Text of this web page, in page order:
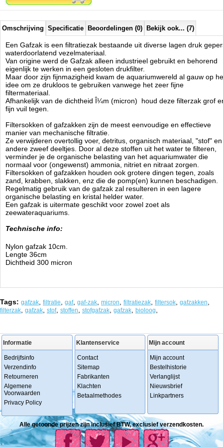
Omschrijving Specificatie Beoordelingen (0) Bekijk ook... (7)
Een Gafzak is een filtratiezak bestaande uit diverse lagen druk
waterdoorlatend vezelmateriaal.
Van origine werd de Gafzak alleen industrieel gebruikt en behorend
eigenlijk te werken in een gesloten drukfilter.
Maar door zijn fijnmazigheid kwam de aquariumwereld al gauw op
idee om ze drukloos te gebruiken vanwege het zeer fijne
filtermateriaal.
Afhankelijk van de dichtheid Î¼m (micron) houd deze filterzak grof
fijn vuil tegen.
Filtersokken of gafzakken zijn de meest eenvoudige en effectieve
manier van mechanische filtratie.
Ze verwijderen overtollig voer, detritus, organisch materiaal, "stof" en
andere zweef deeltjes. Door al deze stoffen uit het water te filteren,
verminder je de organische belasting van het aquariumwater die
normaal voor (ongewenst) ammonia, nitriet en nitraat zorgen.
Filtersokken of gafzakken houden ook grotere dingen tegen, zoals
zand, krabben, slakken, enz die de pomp(en) kunnen beschadigen.
Regelmatig gebruik van de gafzak zal resulteren in een lagere
organische belasting en kristal helder water.
Een gafzak is uitermate geschikt voor zowel zoet als
zeewateraquariums.
Technische info:
Nylon gafzak 10cm.
Lengte 36cm
Dichtheid 300 micron
Tags: gafzak filtratie gaf, gaf-zak micron filtratiezak filtersok gafzakken
filterzak gafzak stof, stoffen stofgafzak gafzak bioloog
Informatie
Bedrijfsinfo
Verzendinfo
Retourneren
Algemene
Voorwaarden
Privacy Policy
Klantenservice
Contact
Sitemap
Fabrikanten
Klachten
Betaalmethodes
Mijn account
Mijn account
Bestelhistorie
Verlanglijst
Nieuwsbrief
Linkpartners
Alle getoonde prijzen zijn inclusief BTW, exclusief verzendkosten.